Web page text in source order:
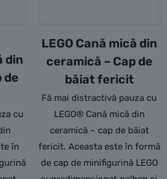
din
de
cu
în
LEGO Cană mică din
ceramică – Cap de
băiat fericit
Fă mai distractivă pauza cu
LEGO® Cană mică din
ceramică – cap de băiat
fericit. Aceasta este în formă
de cap de minifigurină LEGO